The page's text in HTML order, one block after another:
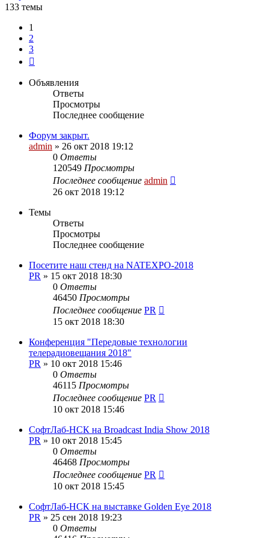
133 темы
1
2
3
Объявления
Ответы
Просмотры
Последнее сообщение
Форум закрыт.
admin » 26 окт 2018 19:12
0 Ответы
120549 Просмотры
Последнее сообщение admin
26 окт 2018 19:12
Темы
Ответы
Просмотры
Последнее сообщение
Посетите наш стенд на NATEXPO-2018
PR » 15 окт 2018 18:30
0 Ответы
46450 Просмотры
Последнее сообщение PR
15 окт 2018 18:30
Конференция "Передовые технологии
телерадиовещания 2018"
PR » 10 окт 2018 15:46
0 Ответы
46115 Просмотры
Последнее сообщение PR
10 окт 2018 15:46
СофтЛаб-НСК на Broadcast India Show 2018
PR » 10 окт 2018 15:45
0 Ответы
46468 Просмотры
Последнее сообщение PR
10 окт 2018 15:45
СофтЛаб-НСК на выставке Golden Eye 2018
PR » 25 сен 2018 19:23
0 Ответы